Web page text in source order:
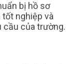
bị hồ sơ
nghiệp và
cầu của trường.